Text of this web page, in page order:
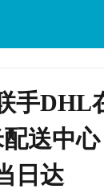
手DHL
送中
日达